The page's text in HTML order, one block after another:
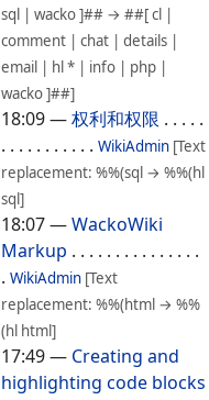
sql | wacko ]## → ##[ cl |
comment | chat | details |
email | hl * | info | php |
wacko ]##]
18:09—权利和权限 . . . . .
. . . . . . . . . . . WikiAdmin [Text
replacement: %%(sql → %%(hl
sql]
18:07—WackoWiki
Markup . . . . . . . . . . . . . . .
. WikiAdmin [Text
replacement: %%(html → %%
(hl html]
17:49— Creating and
highlighting code blocks